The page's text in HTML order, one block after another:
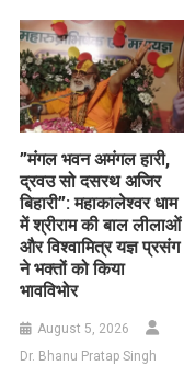
​”मंगल भवन अमंगल हारी,
द्रवउ सो दसरथ अजिर
बिहारी”: महाकालेश्वर धाम
में श्रीराम की बाल लीलाओं
और विश्वामित्र यज्ञ प्रसंग
ने भक्तों को किया
भावविभोर
August 5, 2026
Dr. Bhanu Pratap Singh